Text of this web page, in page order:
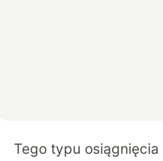
Tego typu osiągnięcia